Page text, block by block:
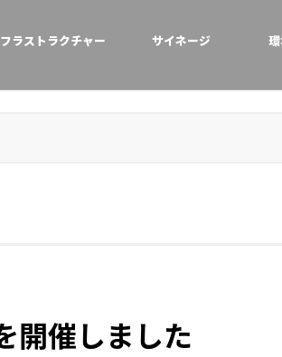
ラストラクチャー サイネージ
開催しました